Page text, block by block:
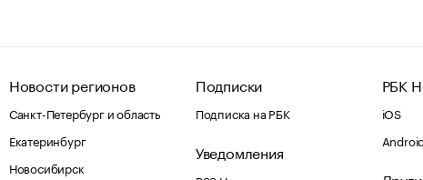
Новости регионов
Санкт-Петербург и область
Екатеринбург
Новосибирск
Подписки
Подписка на РБК
Уведомления
РБК
iOS